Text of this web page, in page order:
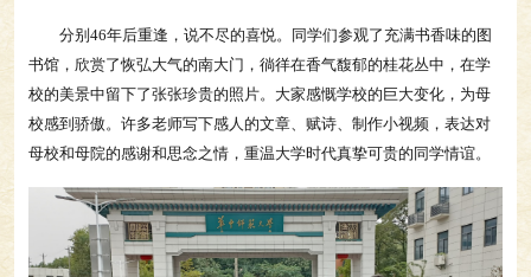
分别46年后重逢，说不尽的喜悦。同学们参观了充满书香味的图
书馆，欣赏了恢弘大气的南大门，徜徉在香气馥郁的桂花丛中，在学
校的美景中留下了张张珍贵的照片。大家感慨学校的巨大变化，为母
校感到骄傲。许多老师写下感人的文章、赋诗、制作小视频，表达对
母校和母院的感谢和思念之情，重温大学时代真挚可贵的同学情谊。